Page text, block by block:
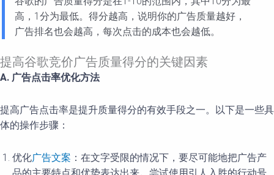
高，1分为最低。得分越高，说明你的广告质量越好，
广告排名也会越高，每次点击的成本也会越低。
提高谷歌竞价广告质量得分的关键因素
A. 广告点击率优化方法
提高广告点击率是提升质量得分的有效手段之一。以下是一些具
体的操作步骤：
优化广告文案 ：在文字受限的情况下，要尽可能地把广告产